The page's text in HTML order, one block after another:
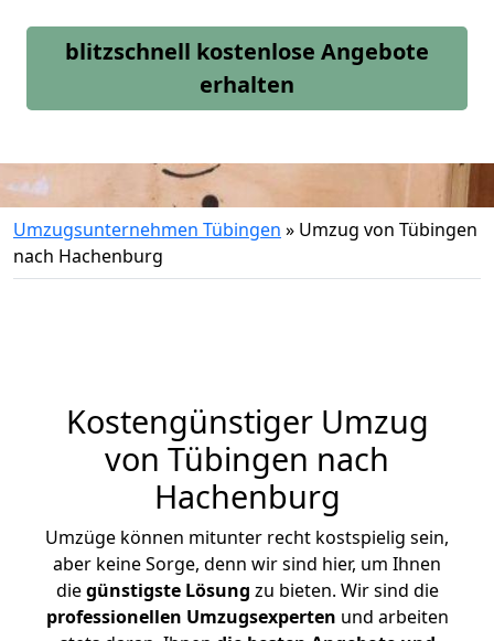
blitzschnell kostenlose Angebote
erhalten
Umzugsunternehmen Tübingen » Umzug von Tübingen
nach Hachenburg
Kostengünstiger Umzug
von Tübingen nach
Hachenburg
Umzüge können mitunter recht kostspielig sein,
aber keine Sorge, denn wir sind hier, um Ihnen
diegünstigste Lösung zu bieten. Wir sind die
professionellen Umzugsexperten und arbeiten